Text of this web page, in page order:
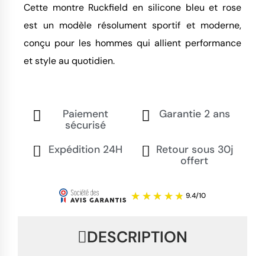
Cette montre Ruckfield en silicone bleu et rose
est un modèle résolument sportif et moderne,
conçu pour les hommes qui allient performance
et style au quotidien.
Paiement
sécurisé
Garantie 2 ans
Expédition 24H
Retour sous 30j
offert
DESCRIPTION